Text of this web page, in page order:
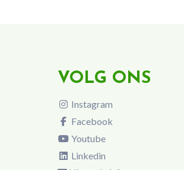
VOLG ONS
Instagram
Facebook
Youtube
Linkedin